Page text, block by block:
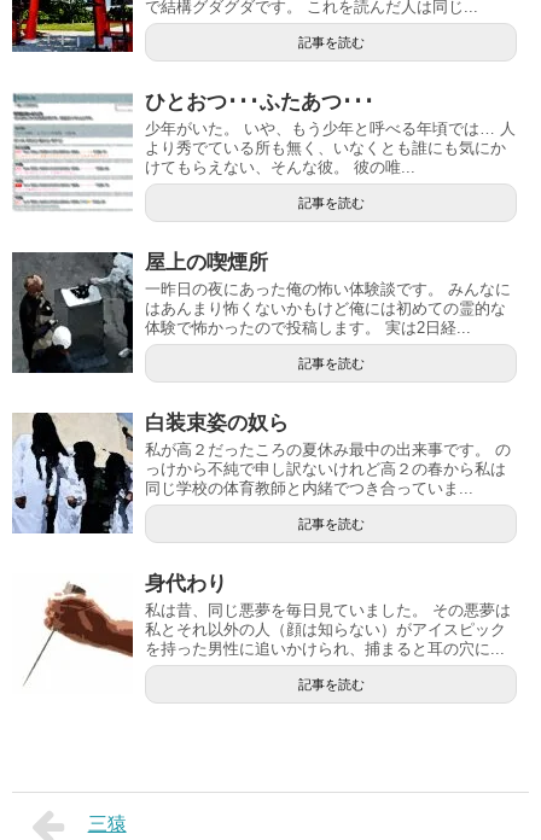
で結構グダグダです。 これを読んだ人は同じ...
記事を読む
ひとおつ･･･ふたあつ･･･
少年がいた。 いや、もう少年と呼べる年頃では… 人
より秀でている所も無く、いなくとも誰にも気にか
けてもらえない、そんな彼。 彼の唯...
記事を読む
屋上の喫煙所
一昨日の夜にあった俺の怖い体験談です。 みんなに
はあんまり怖くないかもけど俺には初めての霊的な
体験で怖かったので投稿します。 実は2日経...
記事を読む
白装束姿の奴ら
私が高２だったころの夏休み最中の出来事です。 の
っけから不純で申し訳ないけれど高２の春から私は
同じ学校の体育教師と内緒でつき合っていま...
記事を読む
身代わり
私は昔、同じ悪夢を毎日見ていました。 その悪夢は
私とそれ以外の人（顔は知らない）がアイスピック
を持った男性に追いかけられ、捕まると耳の穴に...
記事を読む
三猿